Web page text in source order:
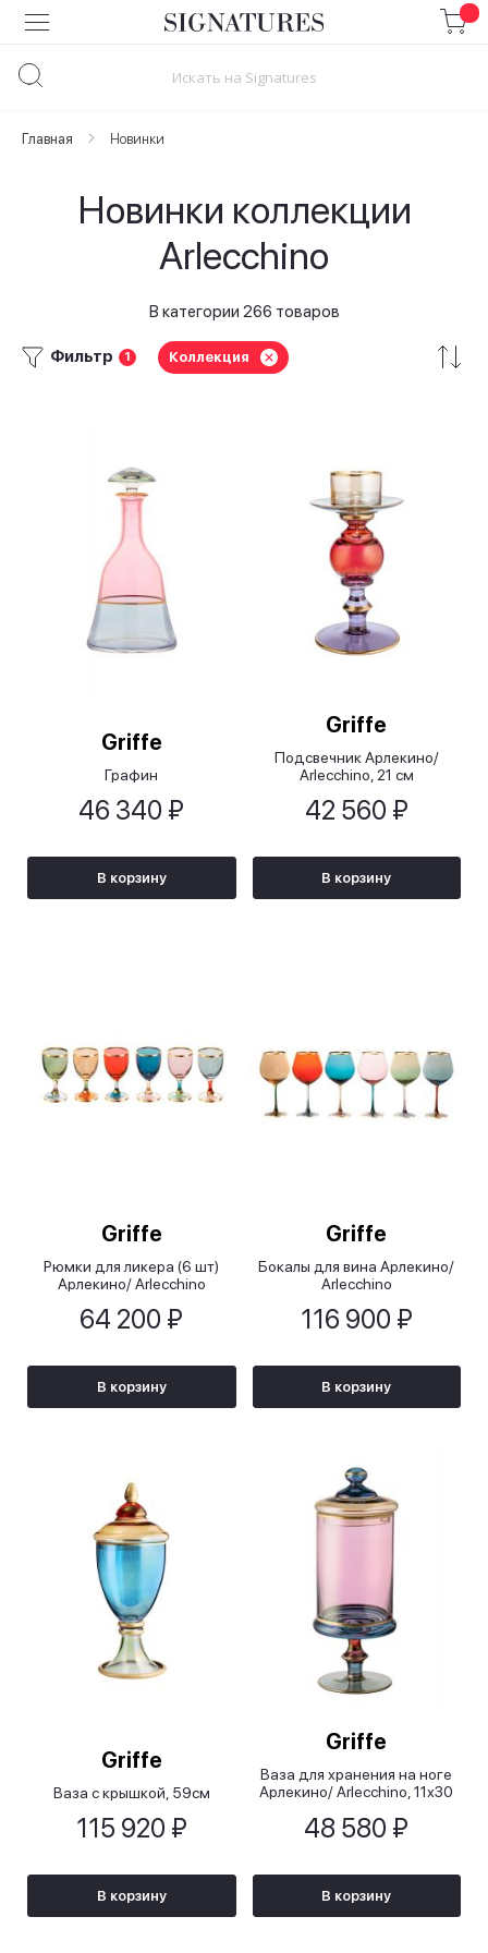
Skip
to
Главная Новинки
Новинки коллекции
Arlecchino
В категории 266 товаров
Фильтр 1 Коллекция
Griffe
Графин
46 340 ₽
В корзину
Griffe
Подсвечник Арлекино/
Arlecchino, 21 см
42 560 ₽
В корзину
Griffe
Рюмки для ликера (6 шт)
Арлекино/ Arlecchino
64 200 ₽
В корзину
Griffe
Бокалы для вина Арлекино/
Arlecchino
116 900 ₽
В корзину
Griffe
Ваза с крышкой, 59см
115 920 ₽
В корзину
Griffe
Ваза для хранения на ноге
Арлекино/ Arlecchino, 11х30
48 580 ₽
В корзину